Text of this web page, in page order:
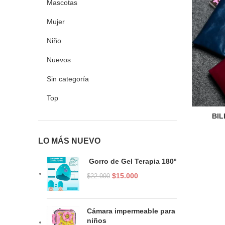
Mascotas
Mujer
Niño
Nuevos
Sin categoría
Top
LO MÁS NUEVO
Gorro de Gel Terapia 180º
$22.990 El
original
era:
$15.000El
actual
es:
Cámara impermeable para
niños